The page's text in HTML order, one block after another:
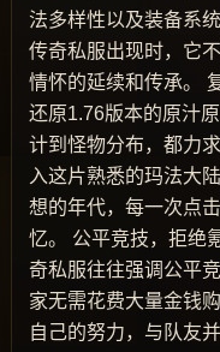
法多样性以及装备系
传奇私服出现时，它
情怀的延续和传承。
还原1.76版本的原汁
计到怪物分布，都力
入这片熟悉的玛法大
想的年代，每一次点
忆。 公平竞技，拒绝
奇私服往往强调公平
家无需花费大量金钱
自己的努力，与队友